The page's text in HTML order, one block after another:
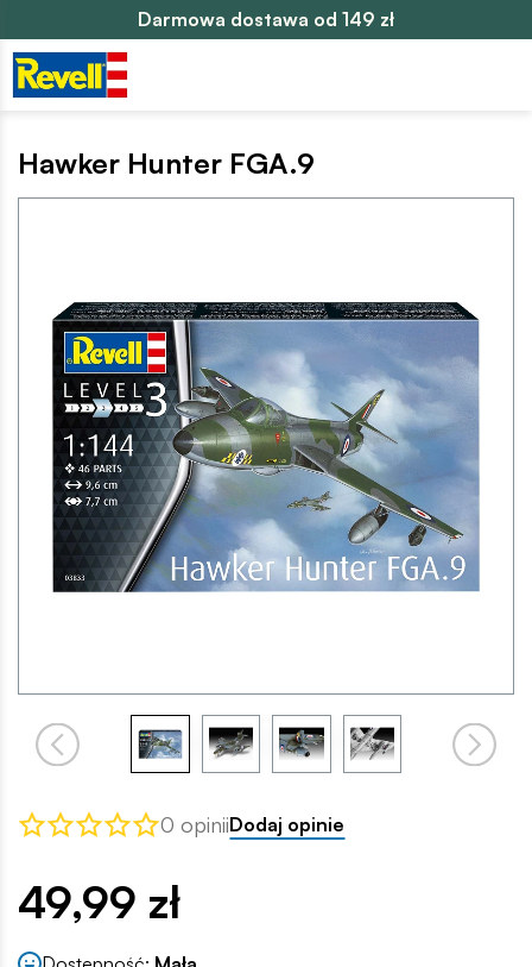
Darmowa dostawa od 149 zł
Hawker Hunter FGA.9
0 opiniiDodaj opinie
49,99 zł